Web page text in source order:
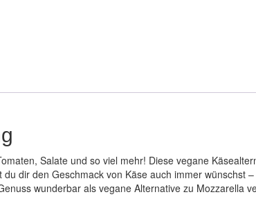
Salate und so viel mehr! Diese vegane
du dir den Geschmack von Käse auch immer wünschst
wunderbar als vegane Alternative zu